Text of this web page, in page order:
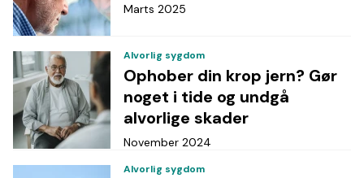
Marts 2025
Alvorlig sygdom
Ophober din krop jern? Gør
noget i tide og undgå
alvorlige skader
November 2024
Alvorlig sygdom